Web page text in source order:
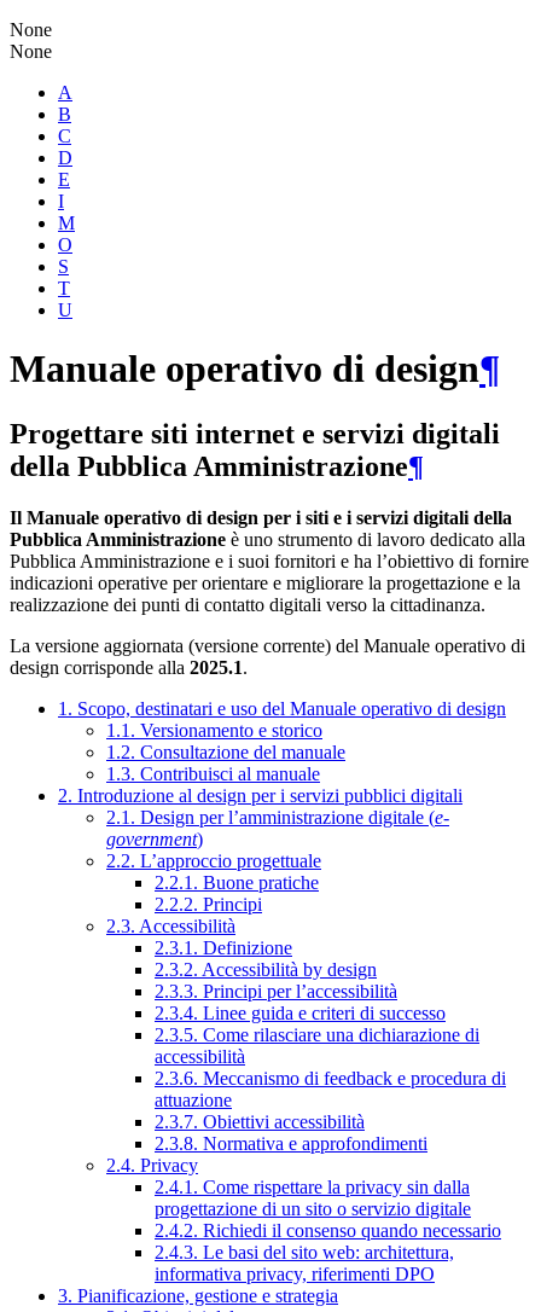
None
None
A
B
C
D
E
I
M
O
S
T
U
Manuale operativo di design¶
Progettare siti internet e servizi digitali
della Pubblica Amministrazione¶
Il Manuale operativo di design per i siti e i servizi digitali della
Pubblica Amministrazione è uno strumento di lavoro dedicato alla
Pubblica Amministrazione e i suoi fornitori e ha l’obiettivo di fornire
indicazioni operative per orientare e migliorare la progettazione e la
realizzazione dei punti di contatto digitali verso la cittadinanza.
La versione aggiornata (versione corrente) del Manuale operativo di
design corrisponde alla 2025.1.
1. Scopo, destinatari e uso del Manuale operativo di design
1.1. Versionamento e storico
1.2. Consultazione del manuale
1.3. Contribuisci al manuale
2. Introduzione al design per i servizi pubblici digitali
2.1. Design per l’amministrazione digitale (e-
government)
2.2. L’approccio progettuale
2.2.1. Buone pratiche
2.2.2. Principi
2.3. Accessibilità
2.3.1. Definizione
2.3.2. Accessibilità by design
2.3.3. Principi per l’accessibilità
2.3.4. Linee guida e criteri di successo
2.3.5. Come rilasciare una dichiarazione di
accessibilità
2.3.6. Meccanismo di feedback e procedura di
attuazione
2.3.7. Obiettivi accessibilità
2.3.8. Normativa e approfondimenti
2.4. Privacy
2.4.1. Come rispettare la privacy sin dalla
progettazione di un sito o servizio digitale
2.4.2. Richiedi il consenso quando necessario
2.4.3. Le basi del sito web: architettura,
informativa privacy, riferimenti DPO
3. Pianificazione, gestione e strategia